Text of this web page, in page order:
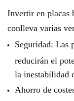
Invertir en placas
conlleva varias
Seguridad: Las
reducirán el
la inestabilidad
Ahorro de